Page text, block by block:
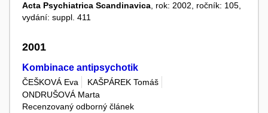
Acta Psychiatrica Scandinavica , rok: 2002, ročník: 105,
vydání: suppl. 411
2001
Kombinace antipsychotik
ČEŠKOVÁ Eva
KAŠPÁREK Tomáš
ONDRUŠOVÁ Marta
Recenzovaný odborný článek